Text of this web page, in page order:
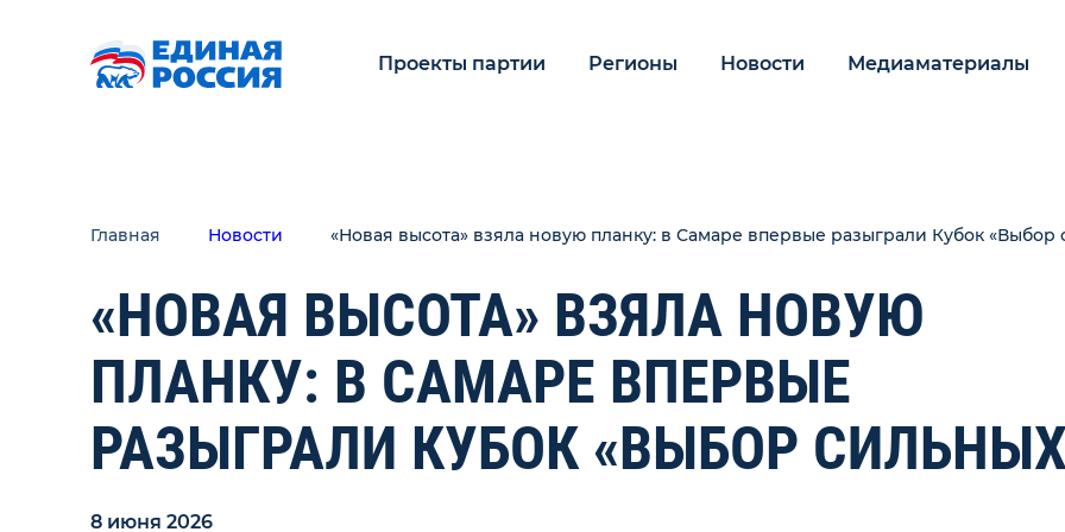
Проекты партии Регионы Новости Медиаматериалы
Главная Новости «Новая высота» взяла новую планку: в Самаре впервые разыграли Кубок «Выбор
«НОВАЯ ВЫСОТА» ВЗЯЛА НОВУЮ
ПЛАНКУ: В САМАРЕ ВПЕРВЫЕ
РАЗЫГРАЛИ КУБОК «ВЫБОР
8 июня 2026